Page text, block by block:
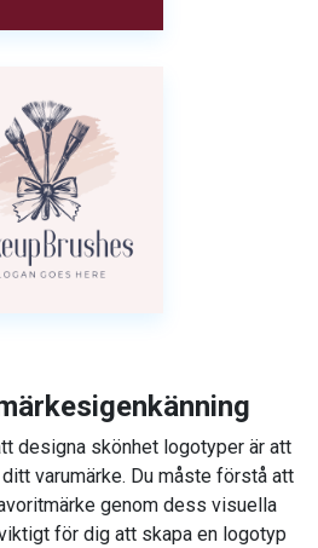
designa skönhet logotyper är att
varumärke. Du måste förstå att
genom dess visuella
för dig att skapa en logotyp